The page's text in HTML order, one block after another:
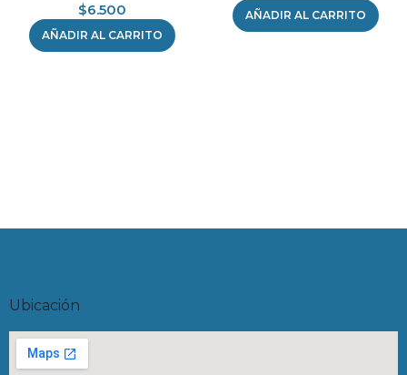
$6.500
AÑADIR AL CARRITO
AÑADIR AL CARRITO
Ubicación